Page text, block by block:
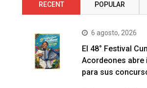
RECENT POPULAR
6 agosto, 2026
El 48° Festival
Acordeones
para sus